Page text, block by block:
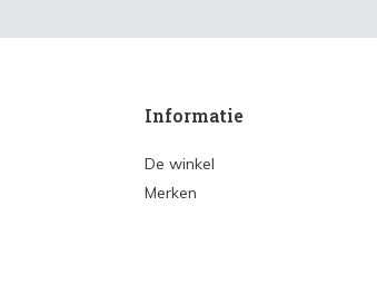
Informatie
De winkel
Merken